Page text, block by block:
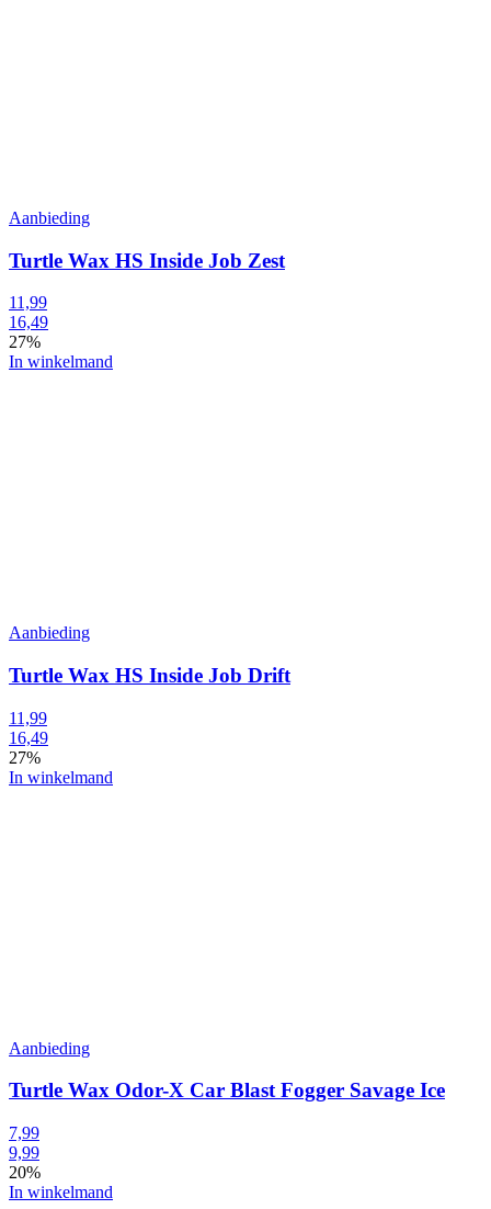
Aanbieding
Turtle Wax HS Inside Job Zest
11,99
16,49
27%
In winkelmand
Aanbieding
Turtle Wax HS Inside Job Drift
11,99
16,49
27%
In winkelmand
Aanbieding
Turtle Wax Odor-X Car Blast Fogger Savage Ice
7,99
9,99
20%
In winkelmand